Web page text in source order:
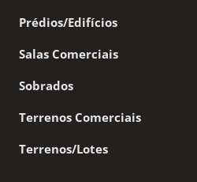
Prédios/Edifícios
Salas Comerciais
Sobrados
Terrenos Comerciais
Terrenos/Lotes